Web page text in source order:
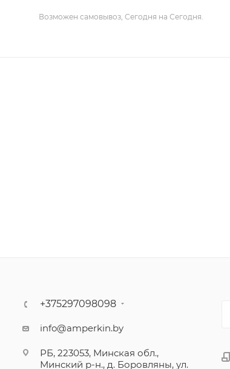
Возможен самовывоз, Сегодня на Сегодня.
+375297098098
info@amperkin.by
РБ, 223053, Минская обл.,
Минский р-н., д. Боровляны, ул.